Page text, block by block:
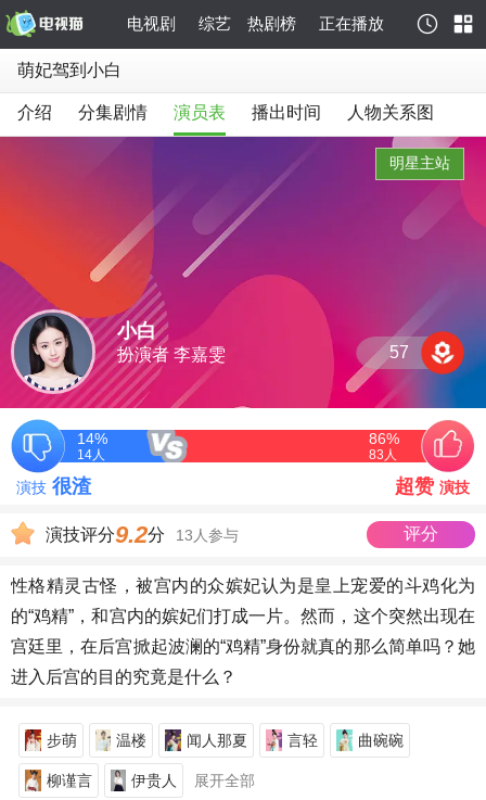
电视剧 综艺 热剧榜 正在播放
萌妃驾到小白
介绍 分集剧情 演员表 播出时间 人物关系图
小白
扮演者 李嘉雯 57
明星主站
14%
14人
86%
83 人
演技 很渣 超赞 演技
演技评分9.2分 13人参与 评分
性格精灵古怪，被宫内的众嫔妃认为是皇上宠爱的斗鸡化为
的“鸡精”，和宫内的嫔妃们打成一片。然而，这个突然出现在
宫廷里，在后宫掀起波澜的“鸡精”身份就真的那么简单吗？她
进入后宫的目的究竟是什么？
步萌 温楼 闻人那夏 言轻 曲碗碗
柳谨言 伊贵人 展开全部